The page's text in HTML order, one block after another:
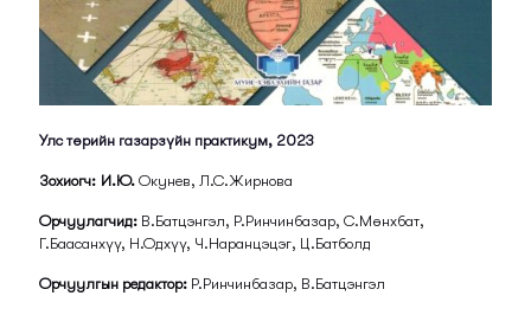
Улс төрийн газарзүйн практикум, 2023
Зохиогч: И.Ю. Окунев, Л.С.Жирнова
Орчуулагчид: В.Батцэнгэл, Р.Ринчинбазар, С.Мөнхбат,
Г.Баасанхүү, Н.Одхүү, Ч.Наранцэцэг, Ц.Батболд
Орчуулгын редактор: Р.Ринчинбазар, В.Батцэнгэл